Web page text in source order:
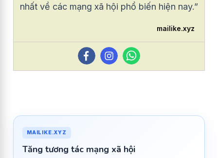
nhất về các mạng xã hội phổ biến hiện nay.”
mailike.xyz
MAILIKE.XYZ
Tăng tương tác mạng xã hội